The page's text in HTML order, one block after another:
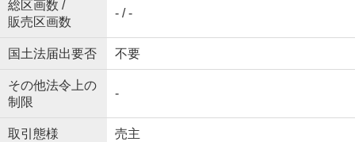
総区画数 /
販売区画数
- / -
国土法届出要否 不要
その他法令上の
制限
-
取引態様 売主